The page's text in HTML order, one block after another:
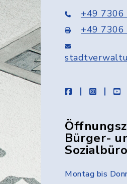
+49
+49
facebookinstagram
Bürger-
Sozialbüro
Montag bis